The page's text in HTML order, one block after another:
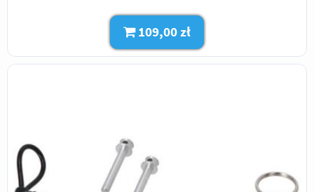
109,00 zł